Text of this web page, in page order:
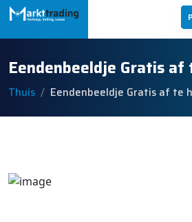
Eendenbeeldje Gratis af
Thuis Eendenbeeldje Gratis af te